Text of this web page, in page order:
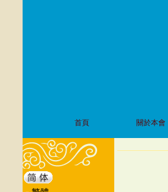
首頁 關於本會